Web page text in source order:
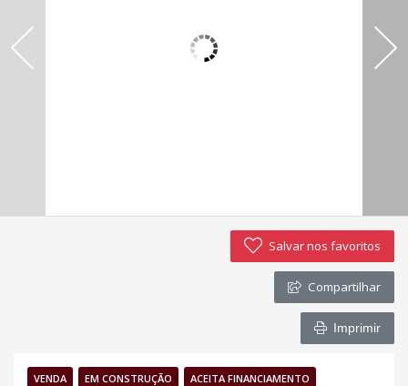
Simulador de financiamento
Salvar nos favoritos
Compartilhar
Imprimir
VENDA EM CONSTRUÇÃO ACEITA FINANCIAMENTO